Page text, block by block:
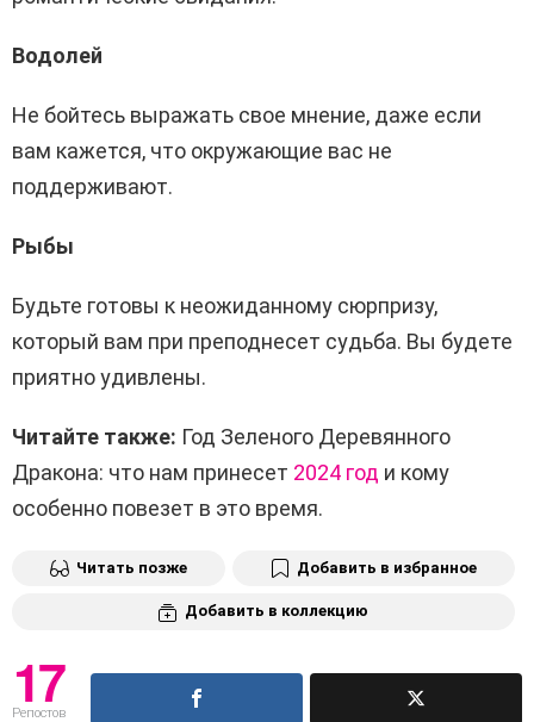
Водолей
Не бойтесь выражать свое мнение, даже если
вам кажется, что окружающие вас не
поддерживают.
Рыбы
Будьте готовы к неожиданному сюрпризу,
который вам при преподнесет судьба. Вы будете
приятно удивлены.
Читайте также: Год Зеленого Деревянного
Дракона: что нам принесет 2024 год и кому
особенно повезет в это время.
Читать позже Добавить в избранное
Добавить в коллекцию
17
Репостов